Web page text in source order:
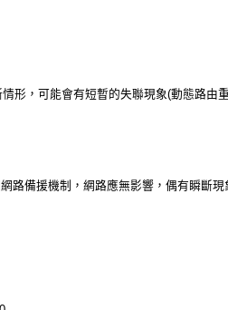
形，可能會有短暫的失聯現象(動態路由
路備援機制，網路應無影響，偶有瞬斷現